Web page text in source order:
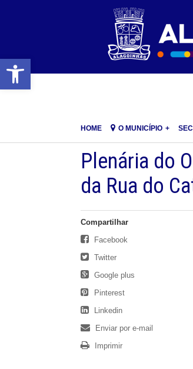
Barra de Ferramentas Aberta
HOME O MUNICÍPIO
Plenária do
da Rua do
Compartilhar
Facebook
Twitter
Google plus
Pinterest
Linkedin
Enviar por e-mail
Imprimir